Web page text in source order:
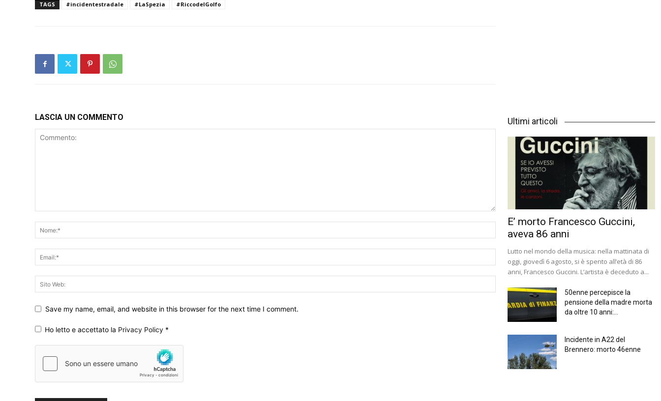
TAGS #incidentestradale #LaSpezia #RiccodelGolfo
LASCIA UN COMMENTO
Save my name, email, and website in this browser for the next time I comment.
Ho letto e accettato la Privacy Policy *
Ultimi articoli
E’ morto Francesco Guccini,
aveva 86 anni
Lutto nel mondo della musica: nella mattinata di
oggi, giovedì 6 agosto, si è spento all’età di 86
anni, Francesco Guccini. L’artista è deceduto a...
50enne percepisce la
pensione della madre morta
da oltre 10 anni:...
Incidente in A22 del
Brennero: morto 46enne